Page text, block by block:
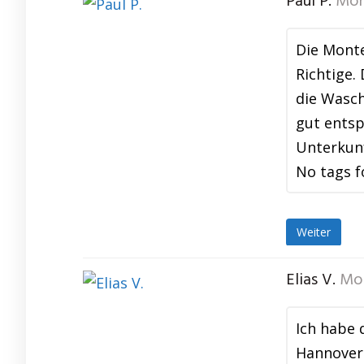
Die
Richtige.
die
gut
No tags
Weiter
Elias V.
Ich habe